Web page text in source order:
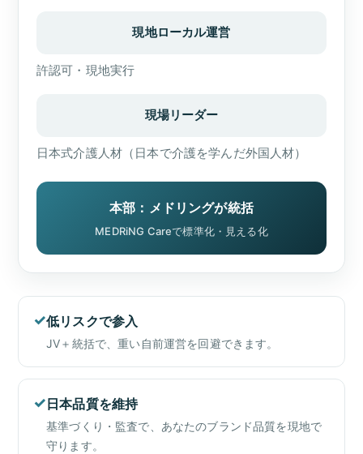
現地ローカル運営
許認可・現地実行
現場リーダー
日本式介護人材（日本で介護を学んだ外国人材）
本部：メドリングが統括
MEDRiNG Careで標準化・見える化
✓低リスクで参入
JV＋統括で、重い自前運営を回避できます。
✓日本品質を維持
基準づくり・監査で、あなたのブランド品質を現地で
守ります。